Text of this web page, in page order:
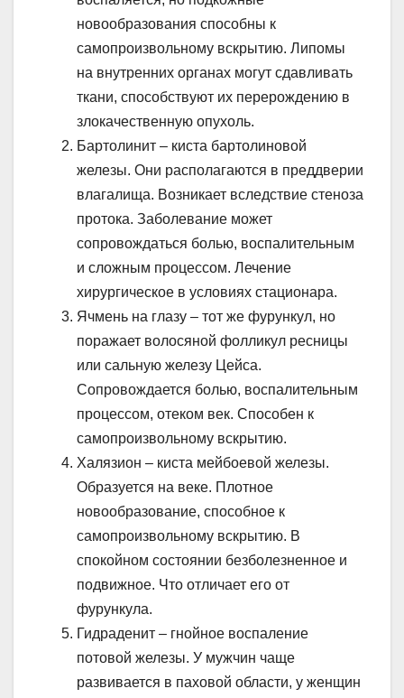
новообразования способны к
самопроизвольному вскрытию. Липомы
на внутренних органах могут сдавливать
ткани, способствуют их перерождению в
злокачественную опухоль.
Бартолинит – киста бартолиновой
железы. Они располагаются в преддверии
влагалища. Возникает вследствие стеноза
протока. Заболевание может
сопровождаться болью, воспалительным
и сложным процессом. Лечение
хирургическое в условиях стационара.
Ячмень на глазу – тот же фурункул, но
поражает волосяной фолликул ресницы
или сальную железу Цейса.
Сопровождается болью, воспалительным
процессом, отеком век. Способен к
самопроизвольному вскрытию.
Халязион – киста мейбоевой железы.
Образуется на веке. Плотное
новообразование, способное к
самопроизвольному вскрытию. В
спокойном состоянии безболезненное и
подвижное. Что отличает его от
фурункула.
Гидраденит – гнойное воспаление
потовой железы. У мужчин чаще
развивается в паховой области, у женщин